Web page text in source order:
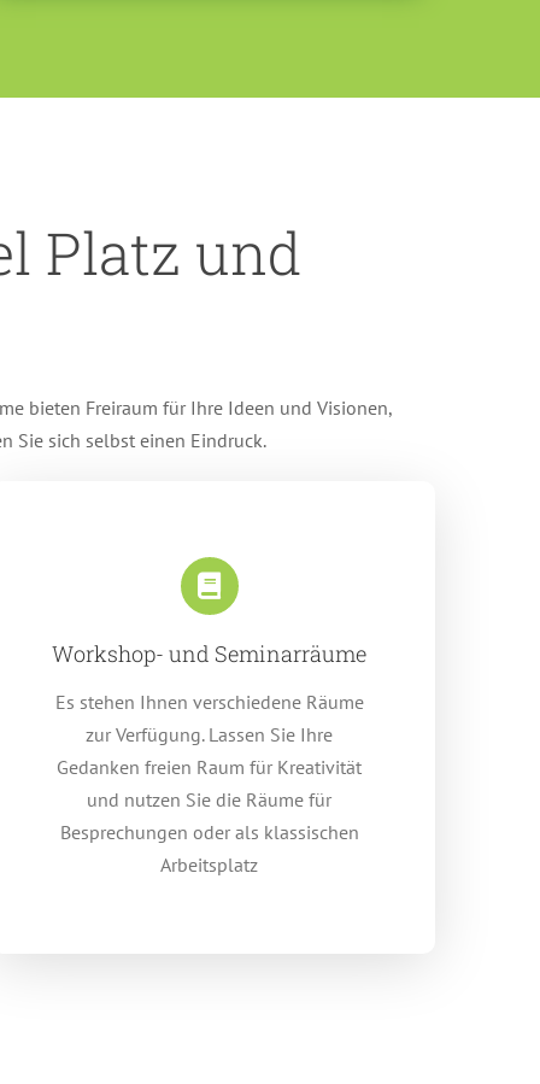
Platz und
bieten Freiraum für Ihre Ideen und Visionen,
Sie sich selbst einen Eindruck.
Workshop- und Seminarräume
Es stehen Ihnen verschiedene Räume
zur Verfügung. Lassen Sie Ihre
Gedanken freien Raum für Kreativität
und nutzen Sie die Räume für
Besprechungen oder als klassischen
Arbeitsplatz